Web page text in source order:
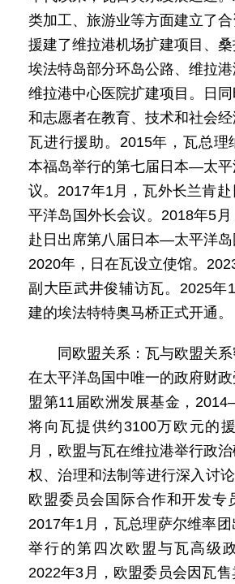
类加工、旅游业等方面建立了
援建了维拉港机场扩建项目、桑
埃法特岛部分环岛公路、维拉港
维拉港中心医院扩建项目。日
和志愿者在教育、技术和社会
瓦进行援助。2015年，瓦总理
本福岛举行的第七届日本—太平
议。2017年1月，瓦外长兰肯
平洋岛国外长会议。2018年5
赴日出席第八届日本—太平洋岛
2020年，日在瓦设立使馆。
副大臣武井俊辅访瓦。2025年
建的埃法特特奥马桥正式开通。
同欧盟关系：瓦与欧盟关
在太平洋岛国中唯一的政府财
盟第11届欧洲发展基金，
将向瓦提供约3100万欧元的
月，欧盟与瓦在维拉港举行政
权、治理和法制等进行深入讨
欧盟委员会国际合作和开发专
2017年1月，瓦总理萨尔维率
举行的第四次欧盟与瓦高级
2022年3月，欧盟委员会因瓦